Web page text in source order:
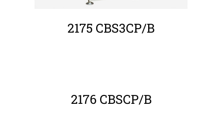
2175 CBS3CP/B
2176 CBSCP/B